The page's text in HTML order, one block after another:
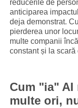
reducerile de
anticiparea
deja demonstrat.
pierderea unor
multe companii
constant și la scară
Cum "ia" AI
multe ori,